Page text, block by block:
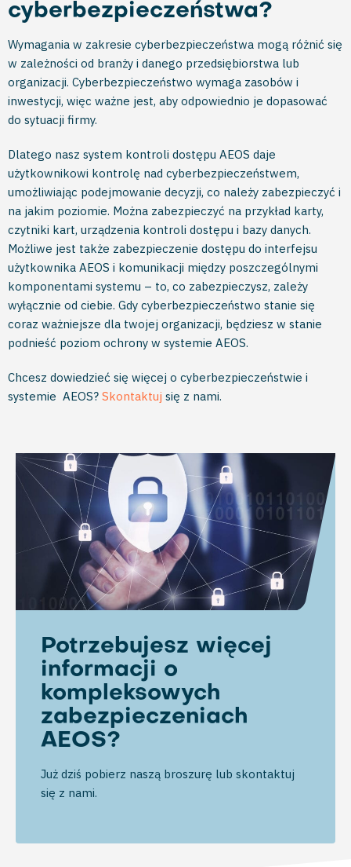
cyberbezpieczeństwa?
Wymagania w zakresie cyberbezpieczeństwa mogą różnić się
w zależności od branży i danego przedsiębiorstwa lub
organizacji. Cyberbezpieczeństwo wymaga zasobów i
inwestycji, więc ważne jest, aby odpowiednio je dopasować
do sytuacji firmy.
Dlatego nasz system kontroli dostępu AEOS daje
użytkownikowi kontrolę nad cyberbezpieczeństwem,
umożliwiając podejmowanie decyzji, co należy zabezpieczyć i
na jakim poziomie. Można zabezpieczyć na przykład karty,
czytniki kart, urządzenia kontroli dostępu i bazy danych.
Możliwe jest także zabezpieczenie dostępu do interfejsu
użytkownika AEOS i komunikacji między poszczególnymi
komponentami systemu – to, co zabezpieczysz, zależy
wyłącznie od ciebie. Gdy cyberbezpieczeństwo stanie się
coraz ważniejsze dla twojej organizacji, będziesz w stanie
podnieść poziom ochrony w systemie AEOS.
Chcesz dowiedzieć się więcej o cyberbezpieczeństwie i
systemie AEOS? Skontaktuj się z nami.
Potrzebujesz więcej
informacji o
kompleksowych
zabezpieczeniach
AEOS?
Już dziś pobierz naszą broszurę lub skontaktuj
się z nami.